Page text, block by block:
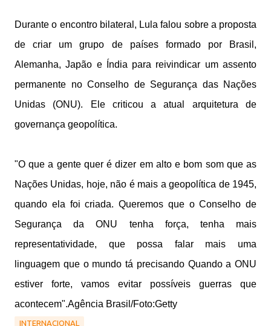
Durante o encontro bilateral, Lula falou sobre a proposta
de criar um grupo de países formado por Brasil,
Alemanha, Japão e Índia para reivindicar um assento
permanente no Conselho de Segurança das Nações
Unidas (ONU). Ele criticou a atual arquitetura de
governança geopolítica.
"O que a gente quer é dizer em alto e bom som que as
Nações Unidas, hoje, não é mais a geopolítica de 1945,
quando ela foi criada. Queremos que o Conselho de
Segurança da ONU tenha força, tenha mais
representatividade, que possa falar mais uma
linguagem que o mundo tá precisando Quando a ONU
estiver forte, vamos evitar possíveis guerras que
acontecem".Agência Brasil/Foto:Getty
INTERNACIONAL